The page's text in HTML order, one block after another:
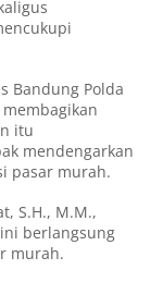
Bandung Polda
itu
mendengarkan
pasar murah.
S.H., M.M.,
berlangsung
murah.